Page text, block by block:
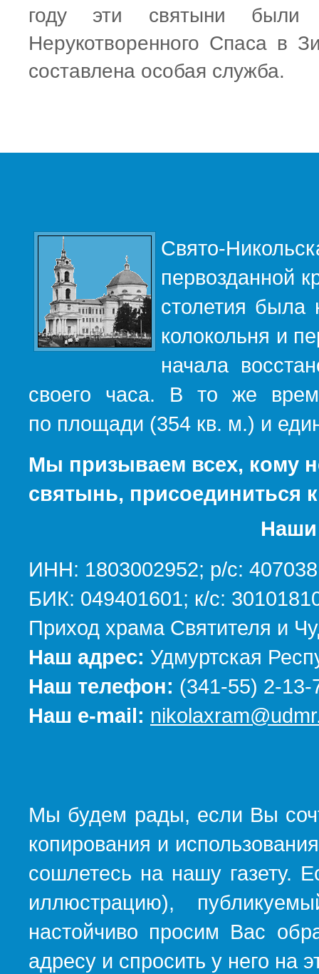
году эти святыни
Нерукотворенного Спаса в
составлена особая служба.
Свято-
первозданной
столетия была
колокольня и
начала
своего часа. В то же
по площади (354 кв. м.) и
Мы призываем всех, кому
святынь, присоединиться
Наши
ИНН: 1803002952; р/с:
БИК: 049401601; к/с:
Приход храма Святителя и
Наш адрес: Удмуртская
Наш телефон: (341-55) 2-13-
Наш e-mail:
Мы будем рады, если Вы
копирования и
сошлетесь на нашу газету.
иллюстрацию),
настойчиво просим Вас
адресу и спросить у него на